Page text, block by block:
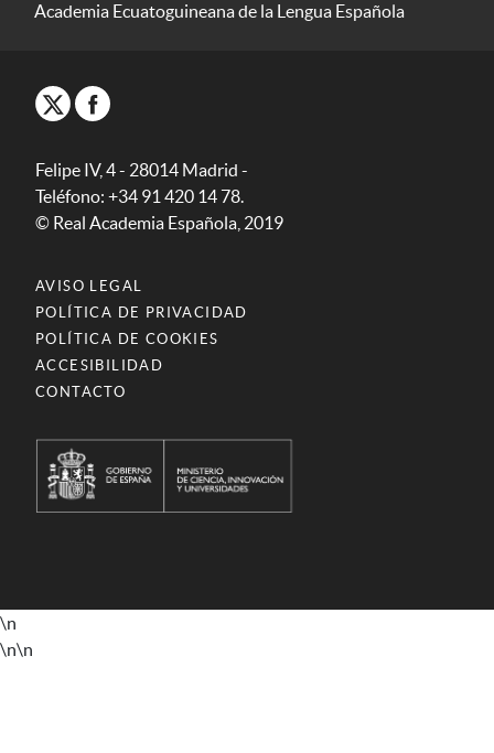
Academia Ecuatoguineana de la Lengua Española
Felipe IV, 4 - 28014 Madrid -
Teléfono: +34 91 420 14 78.
© Real Academia Española, 2019
AVISO LEGAL
POLÍTICA DE PRIVACIDAD
POLÍTICA DE COOKIES
ACCESIBILIDAD
CONTACTO
\n
\n\n